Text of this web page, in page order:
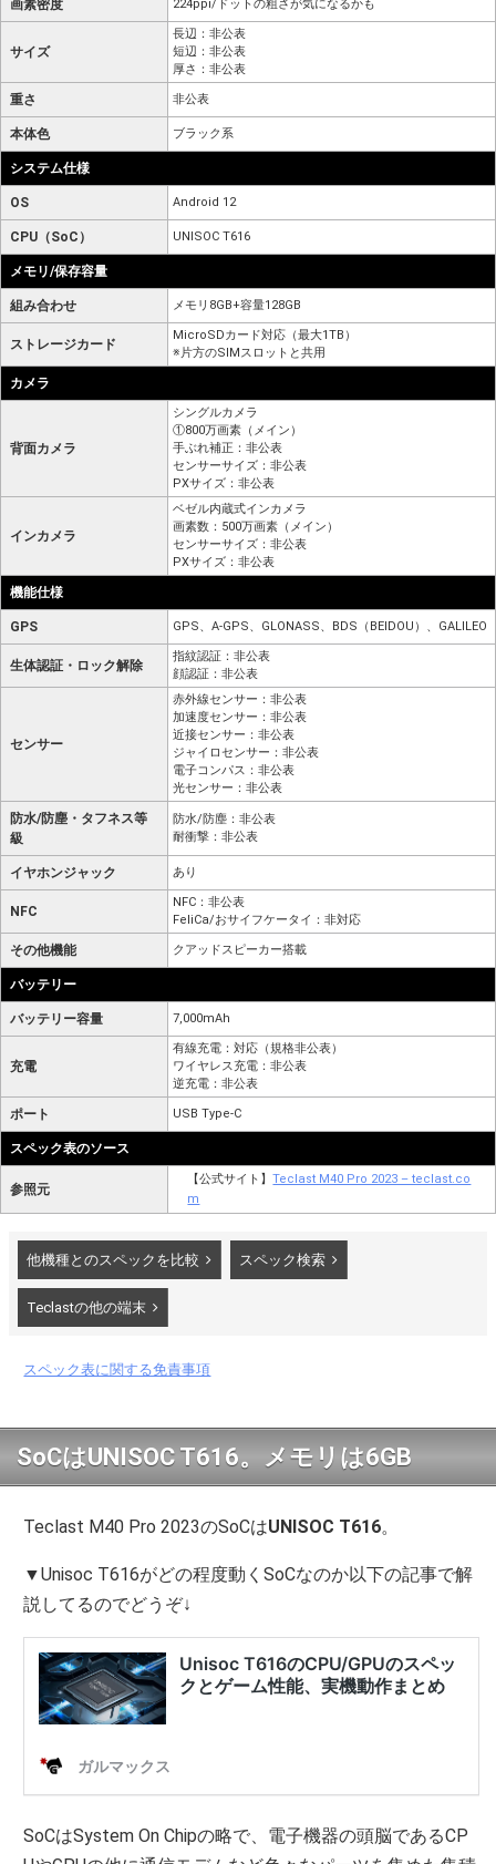
画素密度 224ppi/ドットの粗さが気になるかも
サイズ
長辺：非公表
短辺：非公表
厚さ：非公表
重さ 非公表
本体色 ブラック系
システム仕様
OS Android 12
CPU（SoC） UNISOC T616
メモリ/保存容量
組み合わせ メモリ8GB+容量128GB
ストレージカード
MicroSDカード対応（最大1TB）
※片方のSIMスロットと共用
カメラ
背面カメラ
シングルカメラ
①800万画素（メイン）
手ぶれ補正：非公表
センサーサイズ：非公表
PXサイズ：非公表
インカメラ
ベゼル内蔵式インカメラ
画素数：500万画素（メイン）
センサーサイズ：非公表
PXサイズ：非公表
機能仕様
GPS GPS、A-GPS、GLONASS、BDS（BEIDOU）、GALILEO
生体認証・ロック解除
指紋認証：非公表
顔認証：非公表
センサー
赤外線センサー：非公表
加速度センサー：非公表
近接センサー：非公表
ジャイロセンサー：非公表
電子コンパス：非公表
光センサー：非公表
防水/防塵・タフネス等
級
防水/防塵：非公表
耐衝撃：非公表
イヤホンジャック あり
NFC
NFC：非公表
FeliCa/おサイフケータイ：非対応
その他機能 クアッドスピーカー搭載
バッテリー
バッテリー容量 7,000mAh
充電
有線充電：対応（規格非公表）
ワイヤレス充電：非公表
逆充電：非公表
ポート USB Type-C
スペック表のソース
参照元
【公式サイト】Teclast M40 Pro 2023 – teclast.co
m
他機種とのスペックを比較 スペック検索
Teclastの他の端末
スペック表に関する免責事項
SoCはUNISOC T616。メモリは6GB
Teclast M40 Pro 2023のSoCはUNISOC T616。
▼Unisoc T616がどの程度動くSoCなのか以下の記事で解
説してるのでどうぞ↓
SoCはSystem On Chipの略で、電子機器の頭脳であるCP